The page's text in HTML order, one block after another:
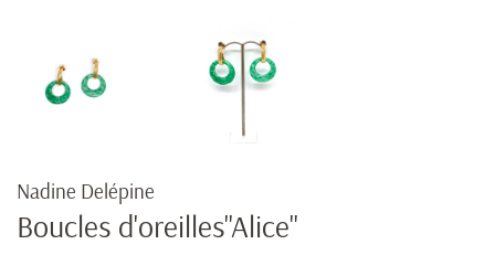
Nadine Delépine
Boucles d'oreilles"Alice"